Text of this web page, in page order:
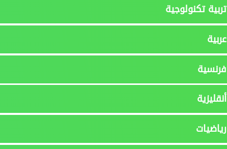
تربية تكنولوجية
عربية
فرنسية
أنقليزية
رياضيات